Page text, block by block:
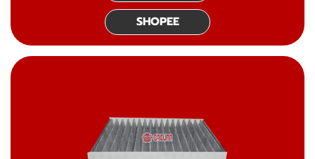
SHOPEE